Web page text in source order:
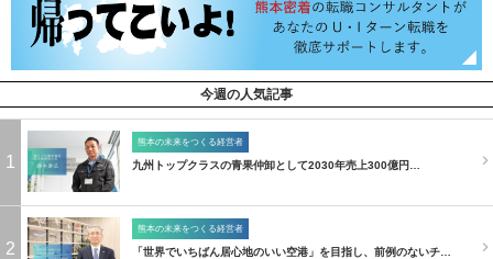
今週の人気記事
1
熊本の未来をつくる経営者
九州トップクラスの青果仲卸として2030年売上300億円…
2
熊本の未来をつくる経営者
「世界でいちばん居心地のいい空港」を目指し、前例のないチ…